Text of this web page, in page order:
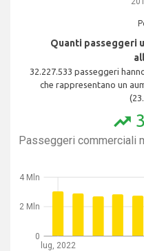
Quanti passeggeri
32.227.533 passeggeri
che rappresentano un
trending_up
Passeggeri commerciali
lug, 2022
0
2 Mln
4 Mln